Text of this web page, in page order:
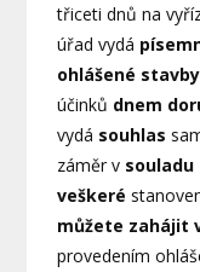
třiceti dnů na
úřad vydá
ohlášené stavby
účinků dnem
vydá souhlas
záměr v souladu
veškeré
můžete zahájit
provedením